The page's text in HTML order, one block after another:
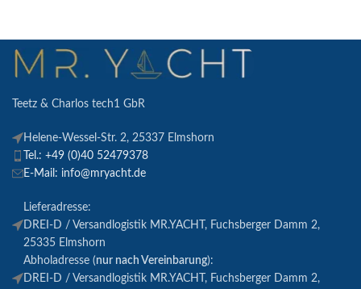
Teetz & Charlos tech1 GbR
Helene-Wessel-Str. 2, 25337 Elmshorn
Tel.: +49 (0)40 52479378
E-Mail: info@mryacht.de
Lieferadresse:
DREI-D / Versandlogistik MR.YACHT, Fuchsberger Damm 2,
25335 Elmshorn
Abholadresse (nur nach Vereinbarung):
DREI-D / Versandlogistik MR.YACHT, Fuchsberger Damm 2,